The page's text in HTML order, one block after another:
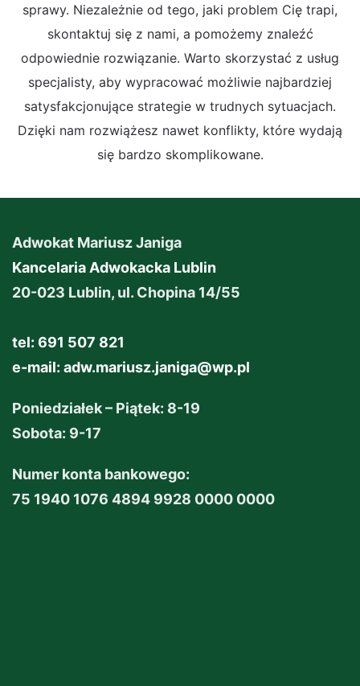
sprawy. Niezależnie od tego, jaki problem Cię trapi,
skontaktuj się z nami, a pomożemy znaleźć
odpowiednie rozwiązanie. Warto skorzystać z usług
specjalisty, aby wypracować możliwie najbardziej
satysfakcjonujące strategie w trudnych sytuacjach.
Dzięki nam rozwiążesz nawet konflikty, które wydają
się bardzo skomplikowane.
Adwokat Mariusz Janiga
Kancelaria Adwokacka Lublin
20-023 Lublin, ul. Chopina 14/55
tel: 691 507 821
e-mail: adw.mariusz.janiga@wp.pl
Poniedziałek – Piątek: 8-19
Sobota: 9-17
Numer konta bankowego:
75 1940 1076 4894 9928 0000 0000